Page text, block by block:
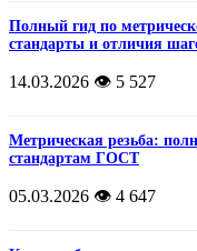
Полный гид по
стандарты и отличия
14.03.2026 👁️ 5 527
Метрическая резьба:
стандартам ГОСТ
05.03.2026 👁️ 4 647